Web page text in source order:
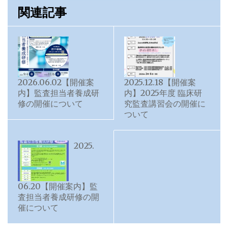
関連記事
2026.06.02【開催案
内】監査担当者養成研
修の開催について
2025.12.18【開催案
内】2025年度 臨床研
究監査講習会の開催に
ついて
2025.
06.20【開催案内】監
査担当者養成研修の開
催について